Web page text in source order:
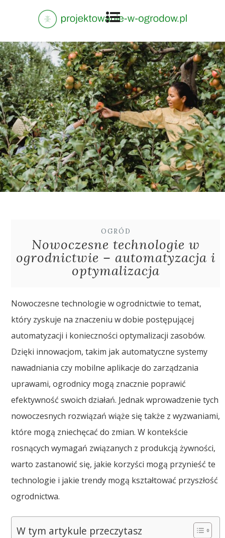
OGRÓD
Nowoczesne technologie w
ogrodnictwie – automatyzacja i
optymalizacja
Nowoczesne technologie w ogrodnictwie to temat,
który zyskuje na znaczeniu w dobie postępującej
automatyzacji i konieczności optymalizacji zasobów.
Dzięki innowacjom, takim jak automatyczne systemy
nawadniania czy mobilne aplikacje do zarządzania
uprawami, ogrodnicy mogą znacznie poprawić
efektywność swoich działań. Jednak wprowadzenie tych
nowoczesnych rozwiązań wiąże się także z wyzwaniami,
które mogą zniechęcać do zmian. W kontekście
rosnących wymagań związanych z produkcją żywności,
warto zastanowić się, jakie korzyści mogą przynieść te
technologie i jakie trendy mogą kształtować przyszłość
ogrodnictwa.
W tym artykule przeczytasz